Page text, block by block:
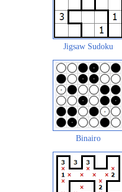
Jigsaw Sudoku
Binairo